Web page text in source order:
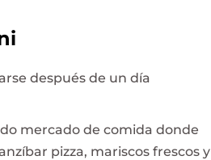
después de un día
mercado de comida donde
pizza, mariscos frescos y